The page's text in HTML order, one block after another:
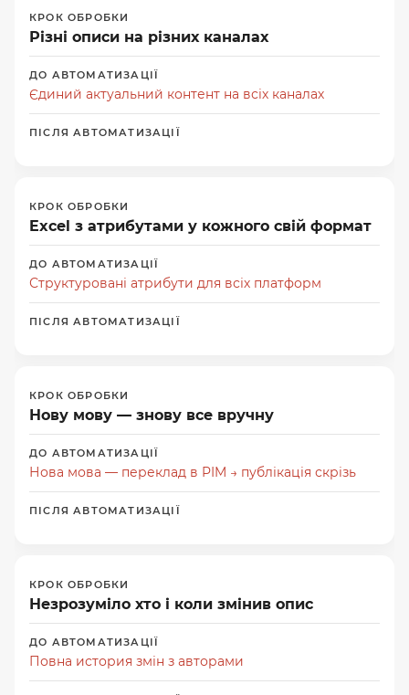
Різні описи на різних каналах
Єдиний актуальний контент на всіх каналах
Excel з атрибутами у кожного свій формат
Структуровані атрибути для всіх платформ
Нову мову — знову все вручну
Нова мова — переклад в PIM → публікація скрізь
Незрозуміло хто і коли змінив опис
Повна история змін з авторами